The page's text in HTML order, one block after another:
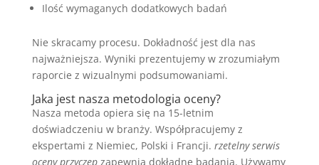
Ilość wymaganych dodatkowych badań
Nie skracamy procesu. Dokładność jest dla nas
najważniejsza. Wyniki prezentujemy w zrozumiałym
raporcie z wizualnymi podsumowaniami.
Jaka jest nasza metodologia oceny?
Nasza metoda opiera się na 15-letnim
doświadczeniu w branży. Współpracujemy z
ekspertami z Niemiec, Polski i Francji. rzetelny serwis
oceny przyczepzapewnia dokładne badania. Używamy